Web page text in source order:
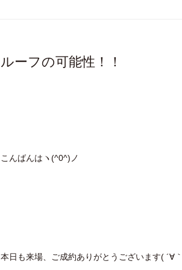
ルーフの可能性！！
こんばんはヽ(^0^)ノ
本日も来場、ご成約ありがとうございます( ´∀